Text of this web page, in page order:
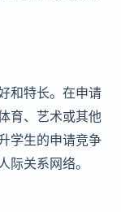
和特长。在申请
育、艺术或其他
学生的申请竞争
际关系网络。